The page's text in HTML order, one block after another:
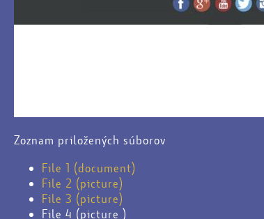
Zoznam priložených súborov
File 1 (document)
File 2 (picture)
File 3 (picture)
File 4 (picture )